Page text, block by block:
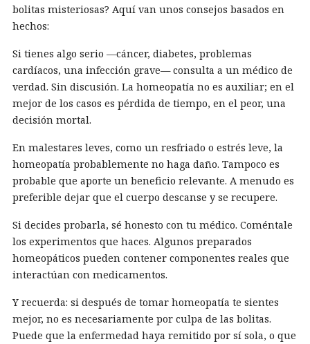
bolitas misteriosas? Aquí van unos consejos basados en
hechos:
Si tienes algo serio —cáncer, diabetes, problemas
cardíacos, una infección grave— consulta a un médico de
verdad. Sin discusión. La homeopatía no es auxiliar; en el
mejor de los casos es pérdida de tiempo, en el peor, una
decisión mortal.
En malestares leves, como un resfriado o estrés leve, la
homeopatía probablemente no haga daño. Tampoco es
probable que aporte un beneficio relevante. A menudo es
preferible dejar que el cuerpo descanse y se recupere.
Si decides probarla, sé honesto con tu médico. Coméntale
los experimentos que haces. Algunos preparados
homeopáticos pueden contener componentes reales que
interactúan con medicamentos.
Y recuerda: si después de tomar homeopatía te sientes
mejor, no es necesariamente por culpa de las bolitas.
Puede que la enfermedad haya remitido por sí sola, o que